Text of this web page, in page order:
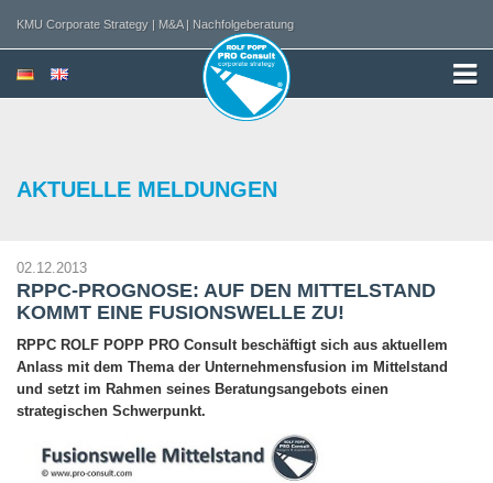
KMU Corporate Strategy | M&A | Nachfolgeberatung
AKTUELLE MELDUNGEN
02.12.2013
RPPC-PROGNOSE: AUF DEN MITTELSTAND
KOMMT EINE FUSIONSWELLE ZU!
RPPC ROLF POPP PRO Consult beschäftigt sich aus aktuellem
Anlass mit dem Thema der Unternehmensfusion im Mittelstand
und setzt im Rahmen seines Beratungsangebots einen
strategischen Schwerpunkt.